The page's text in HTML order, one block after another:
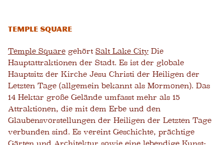
Temple Square
Temple Square gehört Salt Lake City Die
Hauptattraktionen der Stadt. Es ist der globale
Hauptsitz der Kirche Jesu Christi der Heiligen der
Letzten Tage (allgemein bekannt als Mormonen). Das
14 Hektar große Gelände umfasst mehr als 15
Attraktionen, die mit dem Erbe und den
Glaubensvorstellungen der Heiligen der Letzten Tage
verbunden sind. Es vereint Geschichte, prächtige